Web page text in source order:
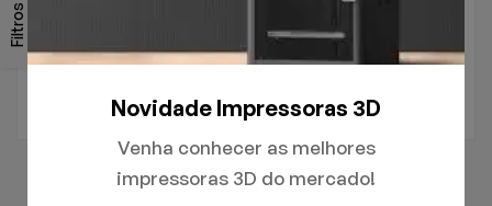
Filtros
R$4.939,10
Novidade Impressoras 3D
Venha conhecer as melhores
impressoras 3D do mercado!